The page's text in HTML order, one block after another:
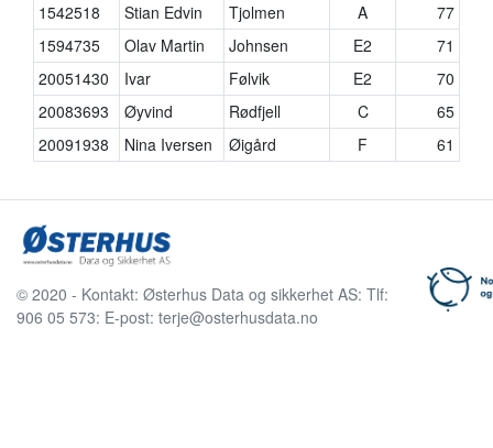
1542518
Stian Edvin Tjolmen A
77
1594735
Olav Martin Johnsen E2
71
20051430
Ivar Følvik E2
70
20083693
Øyvind Rødfjell C
65
20091938
Nina Iversen Øigård F 61
© 2020 - Kontakt: Østerhus Data og sikkerhet AS: Tlf:
906 05 573: E-post: terje@osterhusdata.no